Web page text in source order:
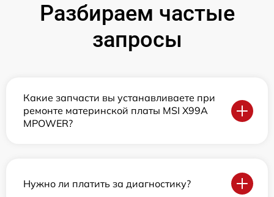
Разбираем частые
запросы
Какие запчасти вы устанавливаете при
ремонте материнской платы MSI X99A
MPOWER?
Нужно ли платить за диагностику?